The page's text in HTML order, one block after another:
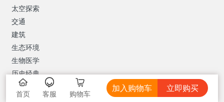
太空探索
交通
建筑
生态环境
生物医学
历史经典
向科学家提问
DIY
首页 客服 购物车
加入购物车 立即购买